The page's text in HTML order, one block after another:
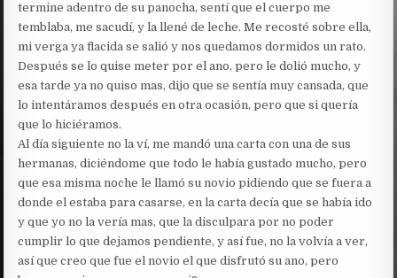
termine adentro de su panocha, sentí que el cuerpo me
temblaba, me sacudí, y la llené de leche. Me recosté sobre ella,
mi verga ya flacida se salió y nos quedamos dormidos un rato.
Después se lo quise meter por el ano, pero le dolió mucho, y
esa tarde ya no quiso mas, dijo que se sentía muy cansada, que
lo intentáramos después en otra ocasión, pero que si quería
que lo hiciéramos.
Al día siguiente no la ví, me mandó una carta con una de sus
hermanas, diciéndome que todo le había gustado mucho, pero
que esa misma noche le llamó su novio pidiendo que se fuera a
donde el estaba para casarse, en la carta decía que se había ido
y que yo no la vería mas, que la disculpara por no poder
cumplir lo que dejamos pendiente, y así fue, no la volvía a ver,
así que creo que fue el novio el que disfrutó su ano, pero